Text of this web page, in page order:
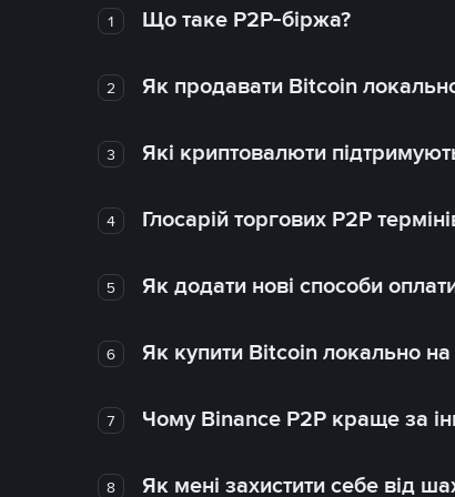
1 Що таке P2P-біржа?
2 Як продавати Bitcoin
3 Які криптовалюти
4 Глосарій торгових P2P
5 Як додати нові способи
6 Як купити Bitcoin локально
7 Чому Binance P2P краще за
8 Як мені захистити себе від